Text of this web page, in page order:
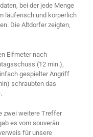
bei der jede Menge
läuferisch und körperlich
Die Altdorfer zeigten,
Elfmeter nach
(12 min.),
gespielter Angriff
schraubten das
zwei weitere Treffer
es vom souverän
für unsere